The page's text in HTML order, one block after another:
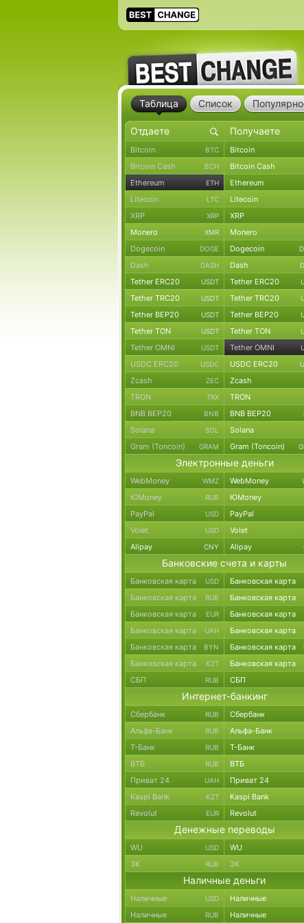
Таблица Список
Bitcoin BTC Bitcoin
Bitcoin Cash BCH Bitcoin Cash
Ethereum ETH Ethereum
Litecoin LTC Litecoin
XRP XRP XRP
Monero XMR Monero
Dogecoin DOGE Dogecoin
Dash DASH Dash
Tether ERC20 USDT Tether ERC20
Tether TRC20 USDT Tether TRC20
Tether BEP20 USDT Tether BEP20
Tether TON USDT Tether TON
Tether OMNI USDT Tether OMNI
USDC ERC20 USDC USDC ERC20
Zcash ZEC Zcash
TRON TRX TRON
BNB BEP20 BNB BNB BEP20
Solana SOL Solana
Gram (Toncoin) GRAM Gram (Toncoin)
Электронные деньги
WebMoney WMZ WebMoney
ЮMoney RUB ЮMoney
PayPal USD PayPal
Volet USD Volet
Alipay CNY Alipay
Банковские счета и карты
Банковская карта USD Банковская карта
Банковская карта RUB Банковская карта
Банковская карта EUR Банковская карта
Банковская карта UAH Банковская карта
Банковская карта BYN Банковская карта
Банковская карта KZT Банковская карта
СБП RUB СБП
Интернет-банкинг
Сбербанк RUB Сбербанк
Альфа-Банк RUB Альфа-Банк
Т-Банк RUB Т-Банк
ВТБ RUB ВТБ
Приват 24 UAH Приват 24
Kaspi Bank KZT Kaspi Bank
Revolut EUR Revolut
Денежные переводы
WU USD WU
ЗК RUB ЗК
Наличные деньги
Наличные USD Наличные
Наличные RUB Наличные